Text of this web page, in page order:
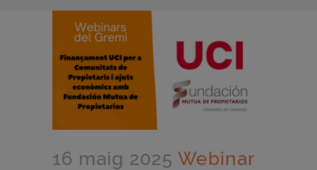
16 maig 2025 Webinar